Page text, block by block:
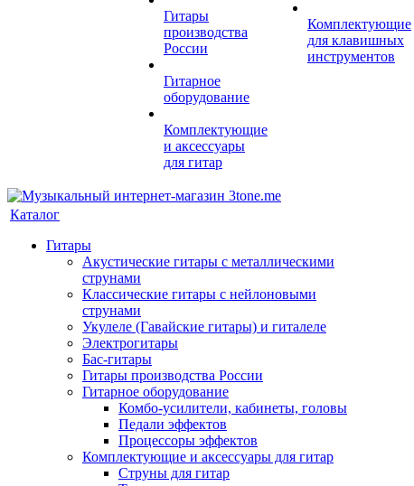
Гитары
производства
России
Гитарное
оборудование
Комплектующие
и аксессуары
для гитар
Комплектующие
для клавишных
инструментов
Каталог
Гитары
Акустические гитары с металлическими
струнами
Классические гитары с нейлоновыми
струнами
Укулеле (Гавайские гитары) и гиталеле
Электрогитары
Бас-гитары
Гитары производства России
Гитарное оборудование
Комбо-усилители, кабинеты, головы
Педали эффектов
Процессоры эффектов
Комплектующие и аксессуары для гитар
Струны для гитар